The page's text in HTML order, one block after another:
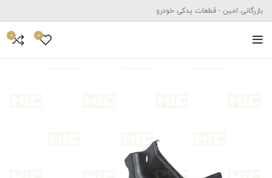
بازرگانی امین - قطعات یدکی خودرو
0
0